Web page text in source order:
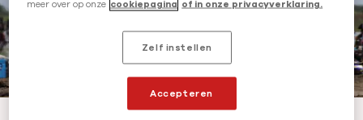
Foto: Artsen zonder Grenzen | Samir Bol-©AzG
meer over op onze cookiepagina of in onze privacyverklaring.
Zelf instellen
Accepteren